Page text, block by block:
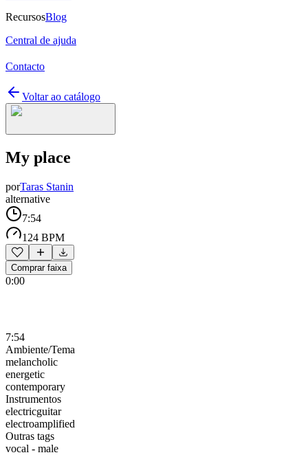
RecursosBlog
Central de ajuda
Contacto
Voltar ao catálogo
My place
porTaras Stanin
alternative
7:54
124 BPM
Comprar faixa
0:00
7:54
Ambiente/Tema
melancholic
energetic
contemporary
Instrumentos
electricguitar
electroamplified
Outras tags
vocal - male